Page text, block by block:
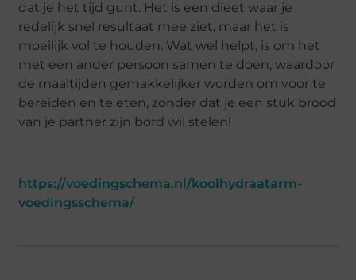
dat je het tijd gunt. Het is een dieet waar je
redelijk snel resultaat mee ziet, maar het is
moeilijk vol te houden. Wat wel helpt, is om het
met een ander persoon samen te doen, waardoor
de maaltijden gemakkelijker worden om voor te
bereiden en te eten, zonder dat je een stuk brood
van je partner zijn bord wil stelen!
https://voedingschema.nl/koolhydraatarm-
voedingsschema/